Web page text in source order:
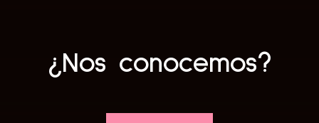
¿Nos conocemos?